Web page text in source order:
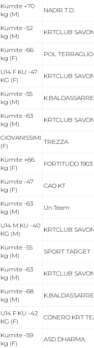
Kumite +70
kg (M)
NADIR T.D.
Kumite -52
kg (M)
KRTCLUB
Kumite -66
kg (F)
POL TERRAGLIO
U14 F KU -47
KG (F)
KRTCLUB
Kumite -55
kg (M)
K.BALDASSARRE
Kumite -63
kg (M)
KRTCLUB
GIOVANISSIMI
(F)
TREZZA
Kumite +66
kg (F)
FORTITUDO 1903
Kumite -47
kg (F)
CAO KT
Kumite -63
kg (M)
Un.Team
U14 M KU -40
KG (M)
KRTCLUB
Kumite -55
kg (M)
SPORT TARGET
Kumite -63
kg (M)
KRTCLUB
Kumite -68
kg (M)
K.BALDASSARRE
U14 F KU -42
KG (F)
CONERO KRT
Kumite -59
kg (F)
ASD DHARMA